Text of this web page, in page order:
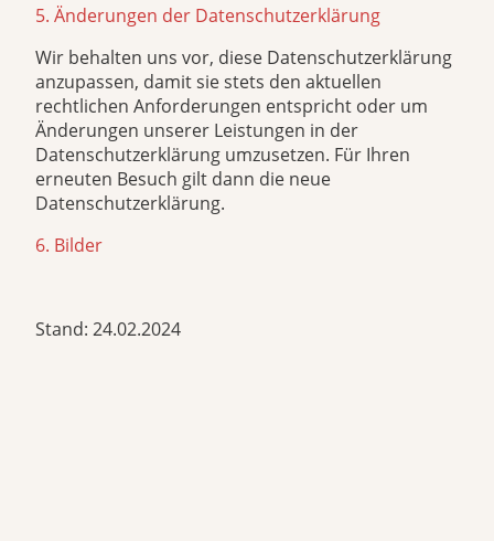
5. Änderungen der Datenschutzerklärung
Wir behalten uns vor, diese Datenschutzerklärung
anzupassen, damit sie stets den aktuellen
rechtlichen Anforderungen entspricht oder um
Änderungen unserer Leistungen in der
Datenschutzerklärung umzusetzen. Für Ihren
erneuten Besuch gilt dann die neue
Datenschutzerklärung.
6. Bilder
Stand: 24.02.2024